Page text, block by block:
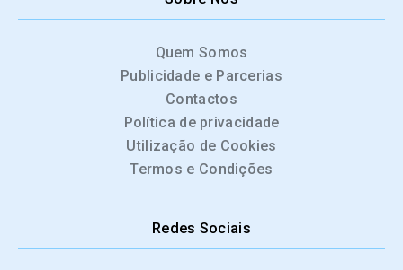
Quem Somos
Publicidade e Parcerias
Contactos
Política de privacidade
Utilização de Cookies
Termos e Condições
Redes Sociais